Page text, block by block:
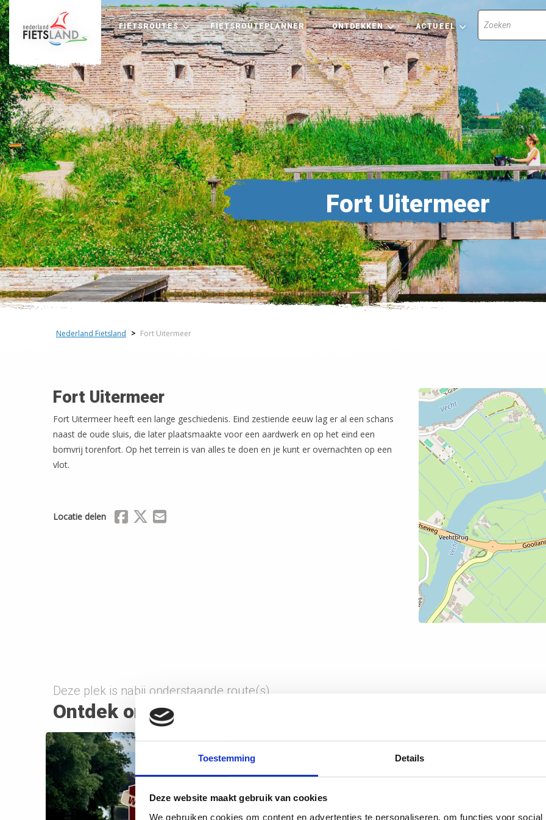
Toestemming Details
Deze website maakt gebruik van cookies
We gebruiken cookies om content en advertenties te personaliseren, om functies voor
FIETSROUTES FIETSROUTEPLANNER ONTDEKKEN ACTUEEL
Fort Uitermeer
Nederland Fietsland > Fort Uitermeer
Fort Uitermeer
Fort Uitermeer heeft een lange geschiedenis. Eind zestiende eeuw lag er al een schans
naast de oude sluis, die later plaatsmaakte voor een aardwerk en op het eind een
bomvrij torenfort. Op het terrein is van alles te doen en je kunt er overnachten op een
vlot.
Locatie delen Delen via Facebook
Delen via X (Twitter)
Delen via Mail
+
−
Deze plek is nabij onderstaande route(s)
Ontdek onderweg